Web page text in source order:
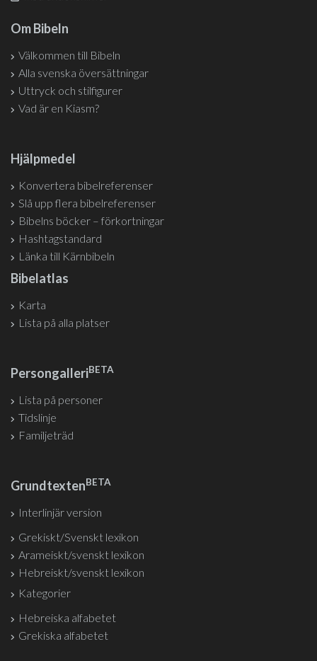
Om Bibeln
Välkommen till Bibeln
Alla svenska översättningar
Uttryck och stilfigurer
Vad är en Kiasm?
Hjälpmedel
Konvertera bibelreferenser
Slå upp flera bibelreferenser
Bibelns böcker – förkortningar
Hashtagstandard
Länka till Kärnbibeln
Bibelatlas
Karta
Lista på alla platser
PersongalleriBETA
Lista på personer
Tidslinje
Familjeträd
GrundtextenBETA
Interlinjär version
Grekiskt/Svenskt lexikon
Arameiskt/svenskt lexikon
Hebreiskt/svenskt lexikon
Kategorier
Hebreiska alfabetet
Grekiska alfabetet